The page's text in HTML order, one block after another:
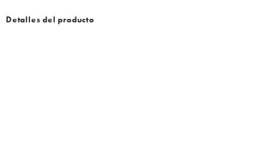
Detalles del producto